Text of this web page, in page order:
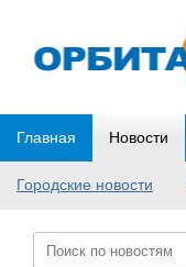
Главная Новости
Городские новости